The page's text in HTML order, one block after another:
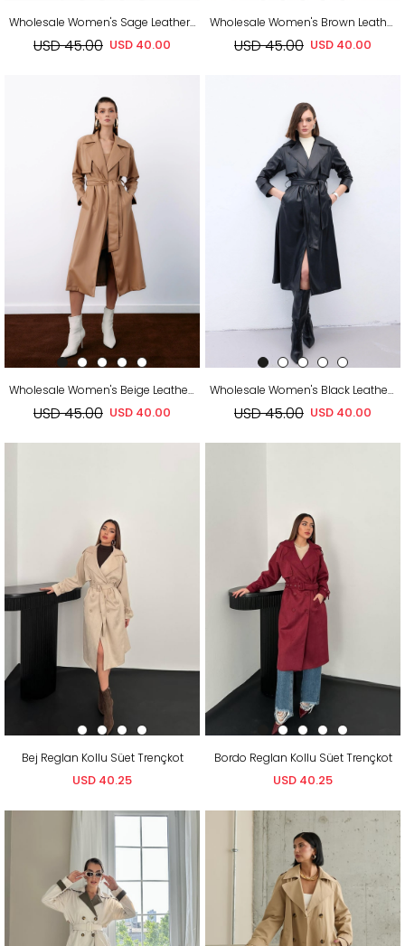
Wholesale Women's Sage Leather Trench Coat
USD 40.00
USD 45.00
Wholesale Women's Brown Leather Trench Coat
USD 40.00
USD 45.00
Wholesale Women's Beige Leather Trench Coat
USD 40.00
USD 45.00
Wholesale Women's Black Leather Trench Coat
USD 40.00
USD 45.00
Bej Reglan Kollu Süet Trençkot
USD 40.25
Bordo Reglan Kollu Süet Trençkot
USD 40.25